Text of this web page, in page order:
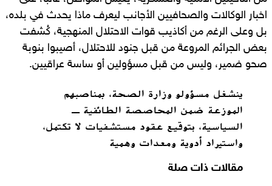
اخبار الوكالات والصحافيين الأجانب ليعرف ماذا يحدث في بلده،
بل وعلى الرغم من أكاذيب قوات الاحتلال المنهجية، كُشفت
بعض الجرائم المروعة من قبل جنود للاحتلال، أصيبوا بنوبة
صحو ضمير، وليس من قبل مسؤولين أو ساسة عراقيين.
ينشغل مسؤولو وزارة الصحة، بمناصبهم
الموزعة ضمن المحاصصة الطائفية ـ
السياسية، بتوقيع عقود مستشفيات لا تكتمل،
واستيراد أدوية ومعدات وهمية
مقالات ذات صلة